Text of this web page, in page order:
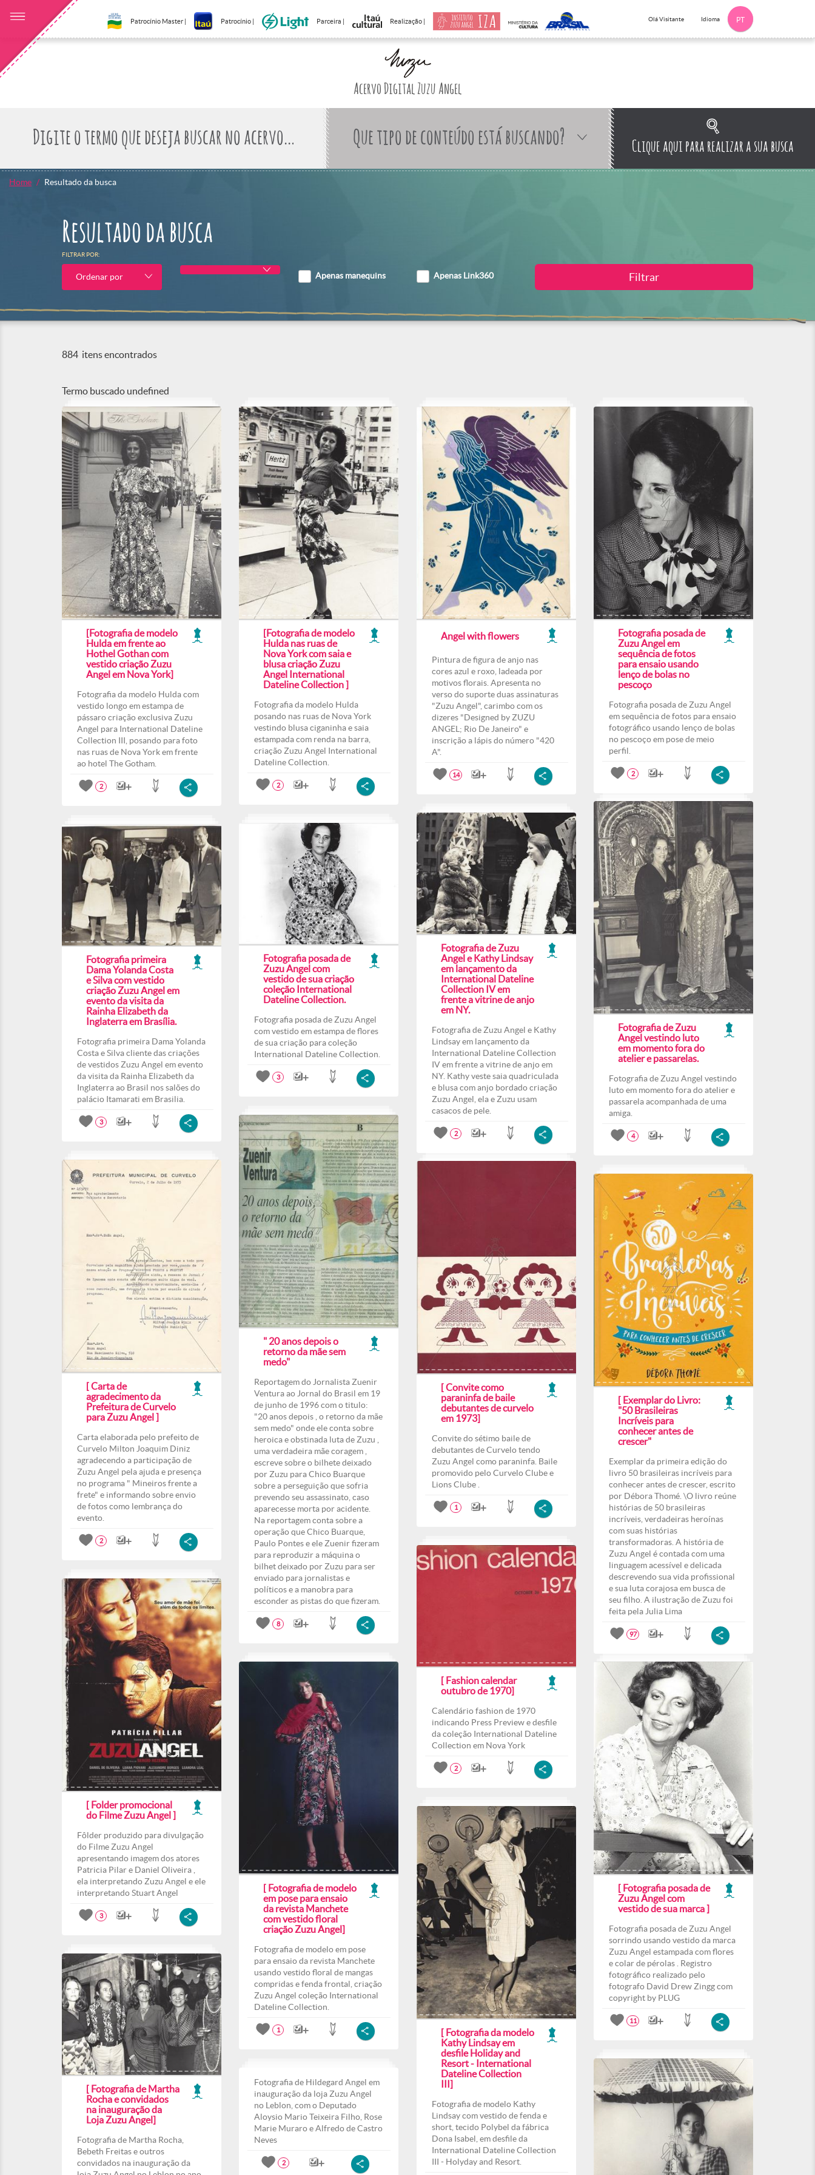
Patrocínio Master | Patrocínio | Parceira | Realização | Olá Visitante Idioma PT
Acervo Digital Zuzu Angel
Que tipo de conteúdo está buscando? Clique aqui para realizar a sua busca
Home Resultado da busca
Resultado da busca
FILTRAR POR:
Ordenar por Apenas manequins Apenas Link360
884 itens encontrados
Termo buscado undefined
[Fotografia de modelo
Hulda em frente ao
Hothel Gothan com
vestido criação Zuzu
Angel em Nova York]
Fotografia da modelo Hulda com
vestido longo em estampa de
pássaro criação exclusiva Zuzu
Angel para International Dateline
Collection III, posando para foto
nas ruas de Nova York em frente
ao hotel The Gotham.
2
[Fotografia de modelo
Hulda nas ruas de
Nova York com saia e
blusa criação Zuzu
Angel International
Dateline Collection ]
Fotografia da modelo Hulda
posando nas ruas de Nova York
vestindo blusa ciganinha e saia
estampada com renda na barra,
criação Zuzu Angel International
Dateline Collection.
2
Angel with flowers
Pintura de figura de anjo nas
cores azul e roxo, ladeada por
motivos florais. Apresenta no
verso do suporte duas assinaturas
"Zuzu Angel", carimbo com os
dizeres "Designed by ZUZU
ANGEL; Rio De Janeiro" e
inscrição a lápis do número "420
A".
14
Fotografia posada de
Zuzu Angel em
sequência de fotos
para ensaio usando
lenço de bolas no
pescoço
Fotografia posada de Zuzu Angel
em sequência de fotos para ensaio
fotográfico usando lenço de bolas
no pescoço em pose de meio
perfil.
2
Fotografia de Zuzu
Angel vestindo luto
em momento fora do
atelier e passarelas.
Fotografia de Zuzu Angel vestindo
luto em momento fora do atelier e
passarela acompanhada de uma
amiga.
4
Fotografia de Zuzu
Angel e Kathy Lindsay
em lançamento da
International Dateline
Collection IV em
frente a vitrine de anjo
em NY.
Fotografia de Zuzu Angel e Kathy
Lindsay em lançamento da
International Dateline Collection
IV em frente a vitrine de anjo em
NY. Kathy veste saia quadriculada
e blusa com anjo bordado criação
Zuzu Angel, ela e Zuzu usam
casacos de pele.
2
Fotografia posada de
Zuzu Angel com
vestido de sua criação
coleção International
Dateline Collection.
Fotografia posada de Zuzu Angel
com vestido em estampa de flores
de sua criação para coleção
International Dateline Collection.
3
Fotografia primeira
Dama Yolanda Costa
e Silva com vestido
criação Zuzu Angel em
evento da visita da
Rainha Elizabeth da
Inglaterra em Brasília.
Fotografia primeira Dama Yolanda
Costa e Silva cliente das criações
de vestidos Zuzu Angel em evento
da visita da Rainha Elizabeth da
Inglaterra ao Brasil nos salões do
palácio Itamarati em Brasilia.
3
" 20 anos depois o
retorno da mãe sem
medo"
Reportagem do Jornalista Zuenir
Ventura ao Jornal do Brasil em 19
de junho de 1996 com o titulo:
"20 anos depois , o retorno da mãe
sem medo" onde ele conta sobre
heroica e obstinada luta de Zuzu ,
uma verdadeira mãe coragem ,
escreve sobre o bilhete deixado
por Zuzu para Chico Buarque
sobre a perseguição que sofria
prevendo seu assassinato, caso
aparecesse morta por acidente.
Na reportagem conta sobre a
operação que Chico Buarque,
Paulo Pontes e ele Zuenir fizeram
para reproduzir a máquina o
bilhet deixado por Zuzu para ser
enviado para jornalistas e
políticos e a manobra para
esconder as pistas do que fizeram.
8
[ Carta de
agradecimento da
Prefeitura de Curvelo
para Zuzu Angel ]
Carta elaborada pelo prefeito de
Curvelo Milton Joaquim Diniz
agradecendo a participação de
Zuzu Angel pela ajuda e presença
no programa " Mineiros frente a
frete" e informando sobre envio
de fotos como lembrança do
evento.
2
[ Convite como
paraninfa de baile
debutantes de curvelo
em 1973]
Convite do sétimo baile de
debutantes de Curvelo tendo
Zuzu Angel como paraninfa. Baile
promovido pelo Curvelo Clube e
Lions Clube .
1
[ Exemplar do Livro:
"50 Brasileiras
Incríveis para
conhecer antes de
crescer"
Exemplar da primeira edição do
livro 50 brasileiras incríveis para
conhecer antes de crescer, escrito
por Débora Thomé. \O livro reúne
histórias de 50 brasileiras
incríveis, verdadeiras heroínas
com suas histórias
transformadoras. A história de
Zuzu Angel é contada com uma
linguagem acessível e delicada
descrevendo sua vida profissional
e sua luta corajosa em busca de
seu filho. A ilustração de Zuzu foi
feita pela Julia Lima
97
[ Fashion calendar
outubro de 1970]
Calendário fashion de 1970
indicando Press Preview e desfile
da coleção International Dateline
Collection em Nova York
2
[ Folder promocional
do Filme Zuzu Angel ]
Fôlder produzido para divulgação
do Filme Zuzu Angel
apresentando imagem dos atores
Patricia Pilar e Daniel Oliveira ,
ela interpretando Zuzu Angel e ele
interpretando Stuart Angel
3
[ Fotografia de modelo
em pose para ensaio
da revista Manchete
com vestido floral
criação Zuzu Angel]
Fotografia de modelo em pose
para ensaio da revista Manchete
usando vestido floral de mangas
compridas e fenda frontal, criação
Zuzu Angel coleção International
Dateline Collection.
1
[ Fotografia posada de
Zuzu Angel com
vestido de sua marca ]
Fotografia posada de Zuzu Angel
sorrindo usando vestido da marca
Zuzu Angel estampada com flores
e colar de pérolas . Registro
fotográfico realizado pelo
fotografo David Drew Zingg com
copyright by PLUG
11
[ Fotografia da modelo
Kathy Lindsay em
desfile Holiday and
Resort - International
Dateline Collection
III]
Fotografia de modelo Kathy
Lindsay com vestido de fenda e
short, tecido Polybel da fábrica
Dona Isabel, em desfile da
International Dateline Collection
III - Holyday and Resort.
[ Fotografia de Martha
Rocha e convidados
na inauguração da
Loja Zuzu Angel]
Fotografia de Martha Rocha,
Bebeth Freitas e outros
convidados na inauguração da
Fotografia de Hildegard Angel em
inauguração da loja Zuzu Angel
no Leblon, com o Deputado
Aloysio Mario Teixeira Filho, Rose
Marie Muraro e Alfredo de Castro
Neves
2